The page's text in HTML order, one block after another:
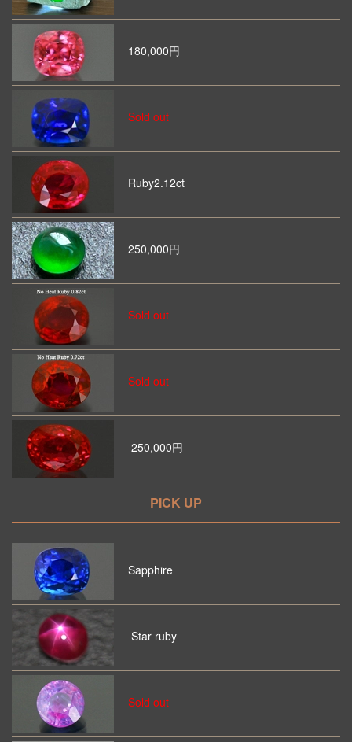
180,000円
Sold out
Ruby2.12ct
250,000円
Sold out
Sold out
250,000円
PICK UP
Sapphire
Star ruby
Sold out